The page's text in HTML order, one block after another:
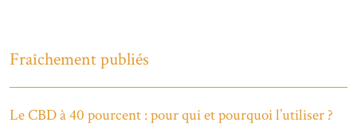
Fraîchement publiés
Le CBD à 40 pourcent : pour qui et pourquoi l’utiliser ?